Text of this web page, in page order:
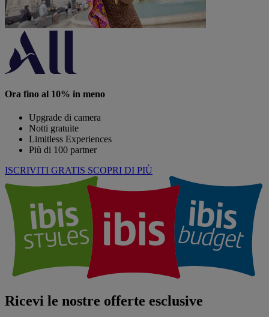
Ora fino al 10% in meno
Upgrade di camera
Notti gratuite
Limitless Experiences
Più di 100 partner
ISCRIVITI GRATIS SCOPRI DI PIÙ
Ricevi le nostre offerte esclusive